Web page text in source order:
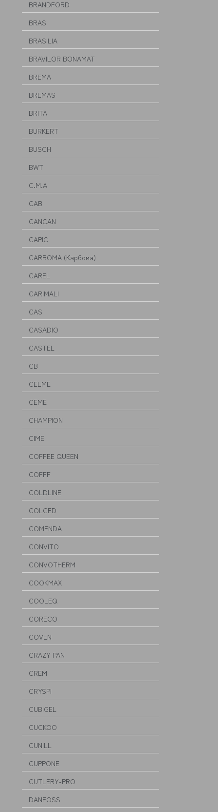
BRANDFORD
BRAS
BRASILIA
BRAVILOR BONAMAT
BREMA
BREMAS
BRITA
BURKERT
BUSCH
BWT
C.M.A
CAB
CANCAN
CAPIC
CARBOMA (Карбома)
CAREL
CARIMALI
CAS
CASADIO
CASTEL
CB
CELME
CEME
CHAMPION
CIME
COFFEE QUEEN
COFFF
COLDLINE
COLGED
COMENDA
CONVITO
CONVOTHERM
COOKMAX
COOLEQ
CORECO
COVEN
CRAZY PAN
CREM
CRYSPI
CUBIGEL
CUCKOO
CUNILL
CUPPONE
CUTLERY-PRO
DANFOSS